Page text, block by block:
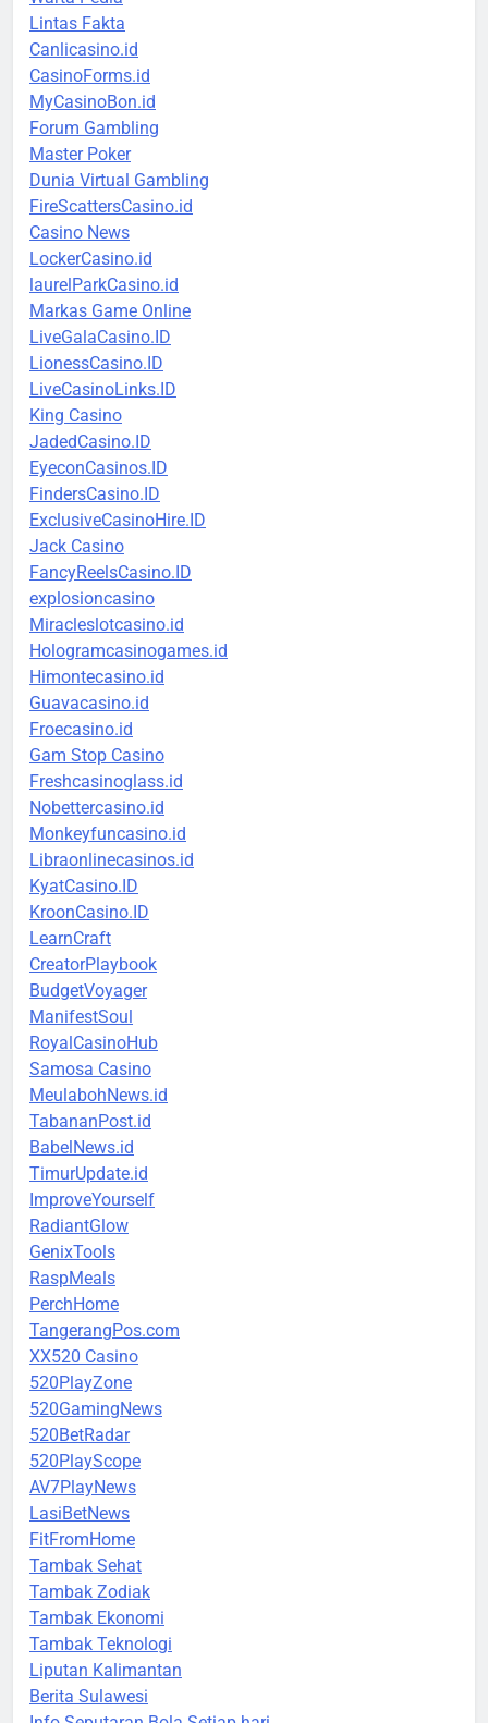
Lintas Fakta
Canlicasino.id
CasinoForms.id
MyCasinoBon.id
Forum Gambling
Master Poker
Dunia Virtual Gambling
FireScattersCasino.id
Casino News
LockerCasino.id
laurelParkCasino.id
Markas Game Online
LiveGalaCasino.ID
LionessCasino.ID
LiveCasinoLinks.ID
King Casino
JadedCasino.ID
EyeconCasinos.ID
FindersCasino.ID
ExclusiveCasinoHire.ID
Jack Casino
FancyReelsCasino.ID
explosioncasino
Miracleslotcasino.id
Hologramcasinogames.id
Himontecasino.id
Guavacasino.id
Froecasino.id
Gam Stop Casino
Freshcasinoglass.id
Nobettercasino.id
Monkeyfuncasino.id
Libraonlinecasinos.id
KyatCasino.ID
KroonCasino.ID
LearnCraft
CreatorPlaybook
BudgetVoyager
ManifestSoul
RoyalCasinoHub
Samosa Casino
MeulabohNews.id
TabananPost.id
BabelNews.id
TimurUpdate.id
ImproveYourself
RadiantGlow
GenixTools
RaspMeals
PerchHome
TangerangPos.com
XX520 Casino
520PlayZone
520GamingNews
520BetRadar
520PlayScope
AV7PlayNews
LasiBetNews
FitFromHome
Tambak Sehat
Tambak Zodiak
Tambak Ekonomi
Tambak Teknologi
Liputan Kalimantan
Berita Sulawesi